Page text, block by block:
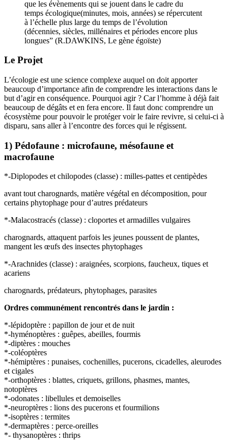
que les évènements qui se jouent dans le cadre du
temps écologique(minutes, mois, années) se répercutent
à l’échelle plus large du temps de l’évolution
(décennies, siècles, millénaires et périodes encore plus
longues” (R.DAWKINS, Le gène égoïste)
Le Projet
L’écologie est une science complexe auquel on doit apporter
beaucoup d’importance afin de comprendre les interactions dans le
but d’agir en conséquence. Pourquoi agir ? Car l’homme à déjà fait
beaucoup de dégâts et en fera encore. Il faut donc comprendre un
écosystème pour pouvoir le protéger voir le faire revivre, si celui-ci à
disparu, sans aller à l’encontre des forces qui le régissent.
1) Pédofaune : microfaune, mésofaune et
macrofaune
*-Diplopodes et chilopodes (classe) : milles-pattes et centipèdes
avant tout charognards, matière végétal en décomposition, pour
certains phytophage pour d’autres prédateurs
*-Malacostracés (classe) : cloportes et armadilles vulgaires
charognards, attaquent parfois les jeunes poussent de plantes,
mangent les œufs des insectes phytophages
*-Arachnides (classe) : araignées, scorpions, faucheux, tiques et
acariens
charognards, prédateurs, phytophages, parasites
Ordres communément rencontrés dans le jardin :
*-lépidoptère : papillon de jour et de nuit
*-hyménoptères : guêpes, abeilles, fourmis
*-diptères : mouches
*-coléoptères
*-hémiptères : punaises, cochenilles, pucerons, cicadelles, aleurodes
et cigales
*-orthoptères : blattes, criquets, grillons, phasmes, mantes,
notoptères
*-odonates : libellules et demoiselles
*-neuroptères : lions des pucerons et fourmilions
*-isoptères : termites
*-dermaptères : perce-oreilles
*- thysanoptères : thrips